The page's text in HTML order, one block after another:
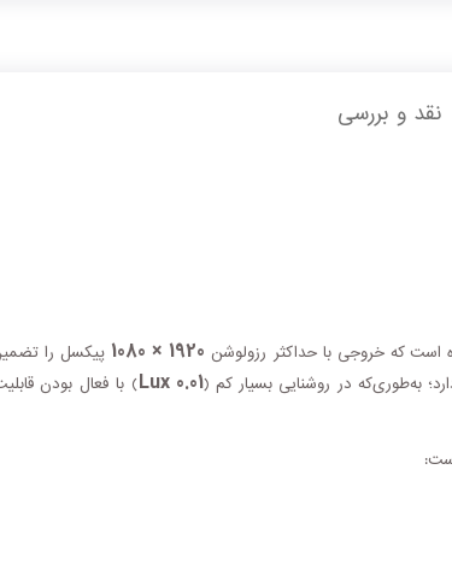
نقد و بررسی
است که خروجی با حداکثر رزولوشن 1920 × 1080
پیکسل را
به‌طوری‌که در روشنایی بسیار کم (0.01 Lux